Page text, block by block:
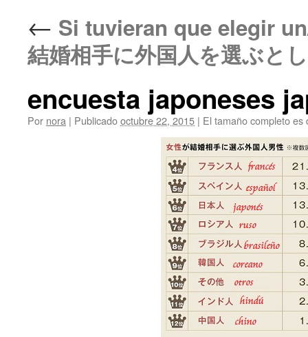
← Si tuvieran que elegir
結婚相手に外国人を選ぶと
encuesta japoneses
Por nora | Publicadooctubre 22, 2015 | El tamaño completo